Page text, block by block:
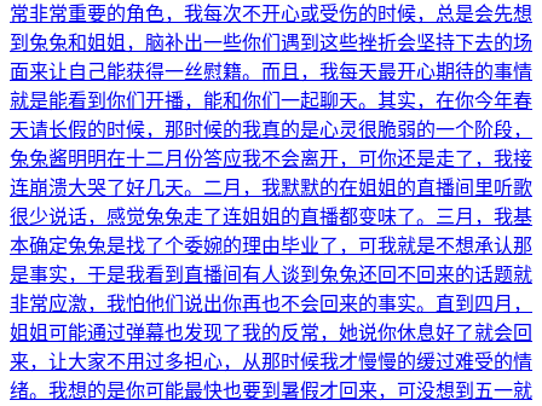
常非常重要的角色，我每次不开心或受伤的时候，总是会先想
到兔兔和姐姐，脑补出一些你们遇到这些挫折会坚持下去的场
面来让自己能获得一丝慰籍。而且，我每天最开心期待的事情
就是能看到你们开播，能和你们一起聊天。其实，在你今年春
天请长假的时候，那时候的我真的是心灵很脆弱的一个阶段，
兔兔酱明明在十二月份答应我不会离开，可你还是走了，我接
连崩溃大哭了好几天。二月，我默默的在姐姐的直播间里听歌
很少说话，感觉兔兔走了连姐姐的直播都变味了。三月，我基
本确定兔兔是找了个委婉的理由毕业了，可我就是不想承认那
是事实，于是我看到直播间有人谈到兔兔还回不回来的话题就
非常应激，我怕他们说出你再也不会回来的事实。直到四月，
姐姐可能通过弹幕也发现了我的反常，她说你休息好了就会回
来，让大家不用过多担心，从那时候我才慢慢的缓过难受的情
绪。我想的是你可能最快也要到暑假才回来，可没想到五一就